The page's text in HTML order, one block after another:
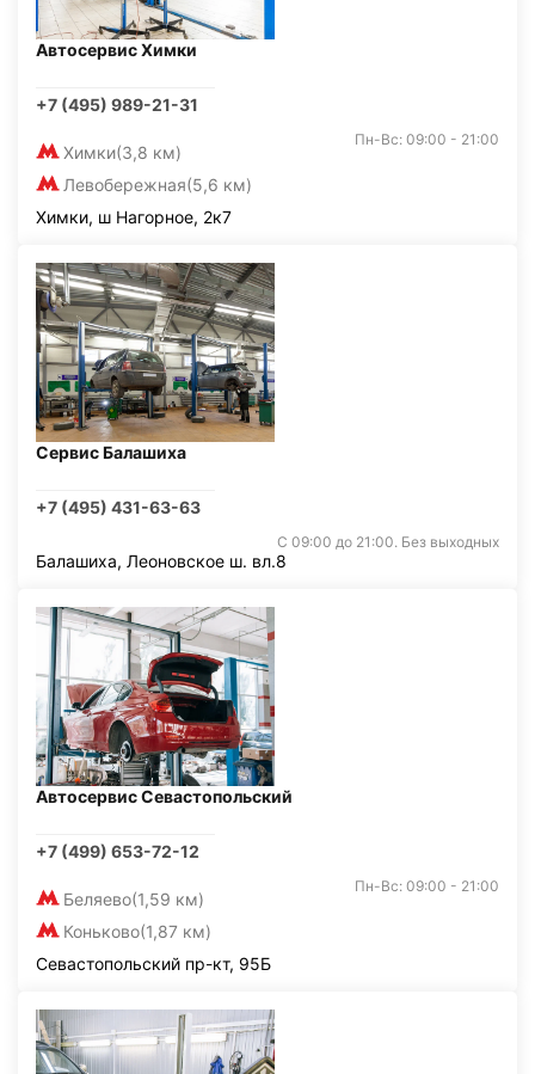
Автосервис Химки
+7 (495) 989-21-31
Химки(3,8 км)
Левобережная(5,6 км)
Пн-Вс: 09:00 - 21:00
Химки, ш Нагорное, 2к7
Сервис Балашиха
+7 (495) 431-63-63
С 09:00 до 21:00. Без выходных
Балашиха, Леоновское ш. вл.8
Автосервис Севастопольский
+7 (499) 653-72-12
Беляево(1,59 км)
Коньково(1,87 км)
Пн-Вс: 09:00 - 21:00
Севастопольский пр-кт, 95Б